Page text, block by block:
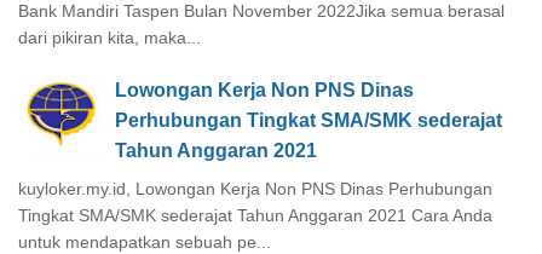
Bank Mandiri Taspen Bulan November 2022Jika semua berasal
dari pikiran kita, maka...
Lowongan Kerja Non PNS Dinas
Perhubungan Tingkat SMA/SMK sederajat
Tahun Anggaran 2021
kuyloker.my.id, Lowongan Kerja Non PNS Dinas Perhubungan
Tingkat SMA/SMK sederajat Tahun Anggaran 2021 Cara Anda
untuk mendapatkan sebuah pe...